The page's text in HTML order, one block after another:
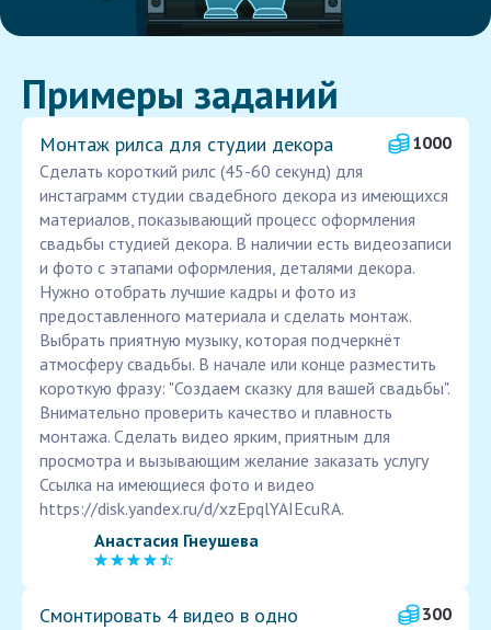
Примеры заданий
Монтаж рилса для студии декора
1000
Сделать короткий рилс (45-60 секунд) для
инстаграмм студии свадебного декора из имеющихся
материалов, показывающий процесс оформления
свадьбы студией декора. В наличии есть видеозаписи
и фото с этапами оформления, деталями декора.
Нужно отобрать лучшие кадры и фото из
предоставленного материала и сделать монтаж.
Выбрать приятную музыку, которая подчеркнёт
атмосферу свадьбы. В начале или конце разместить
короткую фразу: "Создаем сказку для вашей свадьбы".
Внимательно проверить качество и плавность
монтажа. Сделать видео ярким, приятным для
просмотра и вызывающим желание заказать услугу
Ссылка на имеющиеся фото и видео
https://disk.yandex.ru/d/xzEpqlYAIEcuRA.
Анастасия Гнеушева
Смонтировать 4 видео в одно
300